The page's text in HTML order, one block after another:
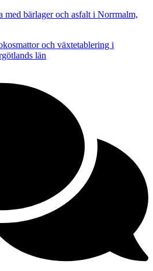
med bärlager och asfalt i Norrmalm,
och växtetablering i
län